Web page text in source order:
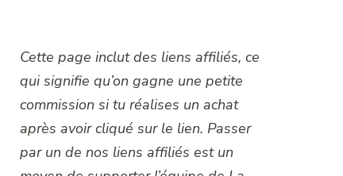
Cette page inclut des liens affiliés, ce
qui signifie qu’on gagne une petite
commission si tu réalises un achat
après avoir cliqué sur le lien. Passer
par un de nos liens affiliés est un